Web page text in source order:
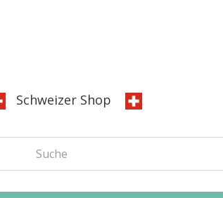
Schweizer Shop